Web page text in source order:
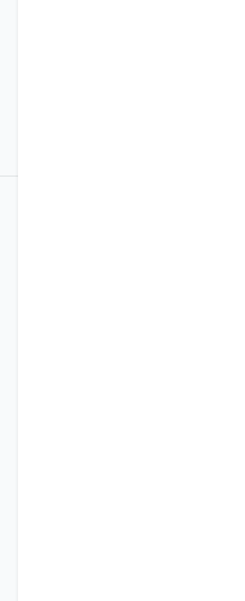
آب، با تکیه بر دانش فنی و
و پایدار گام برمی‌دارد. ما
یک حق اساسی و زیربنای
پیشرفته تصفیه آب
از فناوری‌های نوین